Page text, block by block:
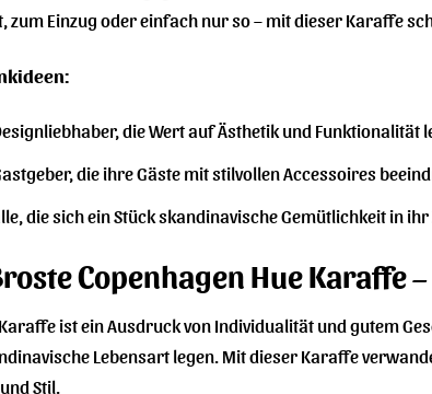
zum Einzug oder einfach nur so – mit dieser Karaffe
die Wert auf Ästhetik und Funktionalität
die ihre Gäste mit stilvollen Accessoires
die sich ein Stück skandinavische Gemütlichkeit in
Copenhagen Hue Karaffe
ist ein Ausdruck von Individualität und gutem
Lebensart legen. Mit dieser Karaffe
Stil.